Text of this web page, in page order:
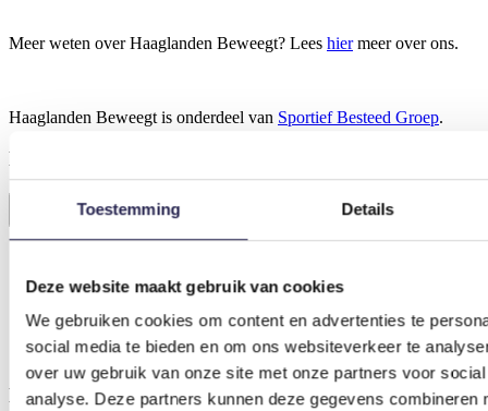
Toestemming Details
Deze website maakt gebruik van cookies
We gebruiken cookies om content en advertenties te
social media te bieden en om ons websiteverkeer te
over uw gebruik van onze site met onze partners voor
analyse. Deze partners kunnen deze gegevens combineren
Meer weten over Haaglanden Beweegt? Lees hiermeer over ons.
Haaglanden Beweegt is onderdeel van Sportief Besteed Groep.
Menu
Contact
Diensten
Over ons
Regelingen
Menu